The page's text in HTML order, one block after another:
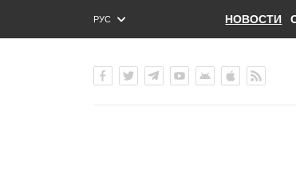
РУС
ENG
НОВОСТИ